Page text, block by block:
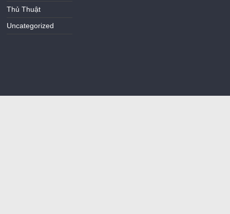
Thủ Thuật
Uncategorized